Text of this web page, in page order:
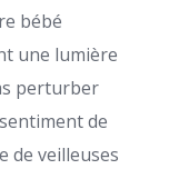
bébé
une lumière
perturber
de
de veilleuses